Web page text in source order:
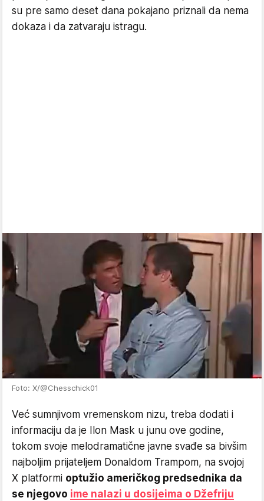
su pre samo deset dana pokajano priznali da nema
dokaza i da zatvaraju istragu.
Foto: X/@Chesschick01
Već sumnjivom vremenskom nizu, treba dodati i
informaciju da je Ilon Mask u junu ove godine,
tokom svoje melodramatične javne svađe sa bivšim
najboljim prijateljem Donaldom Trampom, na svojoj
X platformi optužio američkog predsednika da
se njegovo ime nalazi u dosijeima o Džefriju